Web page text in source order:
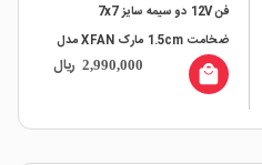
فن 12V دو سیمه سایز 7x7
ضخامت 1.5cm مارک XFAN مدل
RDM7015S1
2,990,000 ریال local_mall